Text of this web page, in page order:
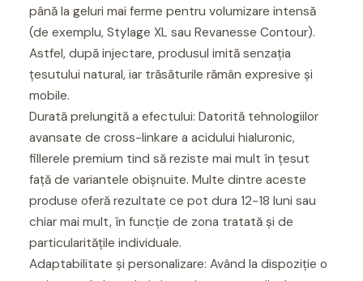
până la geluri mai ferme pentru volumizare intensă
(de exemplu, Stylage XL sau Revanesse Contour).
Astfel, după injectare, produsul imită senzația
țesutului natural, iar trăsăturile rămân expresive și
mobile.
Durată prelungită a efectului: Datorită tehnologiilor
avansate de cross-linkare a acidului hialuronic,
fillerele premium tind să reziste mai mult în țesut
față de variantele obișnuite. Multe dintre aceste
produse oferă rezultate ce pot dura 12-18 luni sau
chiar mai mult, în funcție de zona tratată și de
particularitățile individuale.
Adaptabilitate și personalizare: Având la dispoziție o